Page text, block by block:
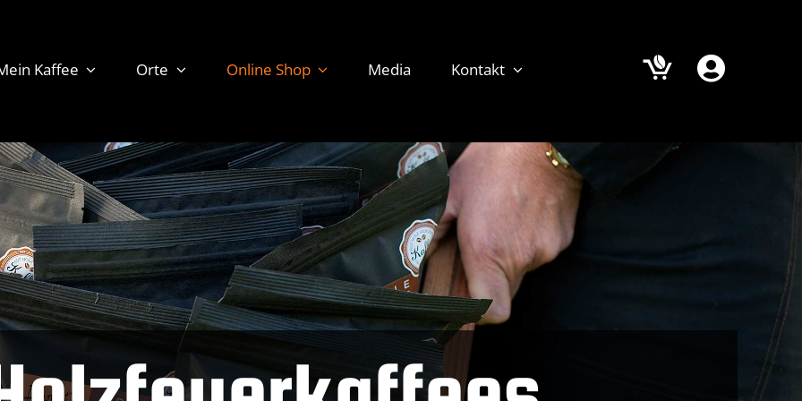
Kaffee Orte Online Shop Media Kontakt